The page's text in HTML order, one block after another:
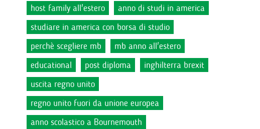
host family all'estero
anno di studi in america
studiare in america con borsa di studio
perchè scegliere mb
mb anno all'estero
educational
post diploma
inghilterra brexit
uscita regno unito
regno unito fuori da unione europea
anno scolastico a Bournemouth